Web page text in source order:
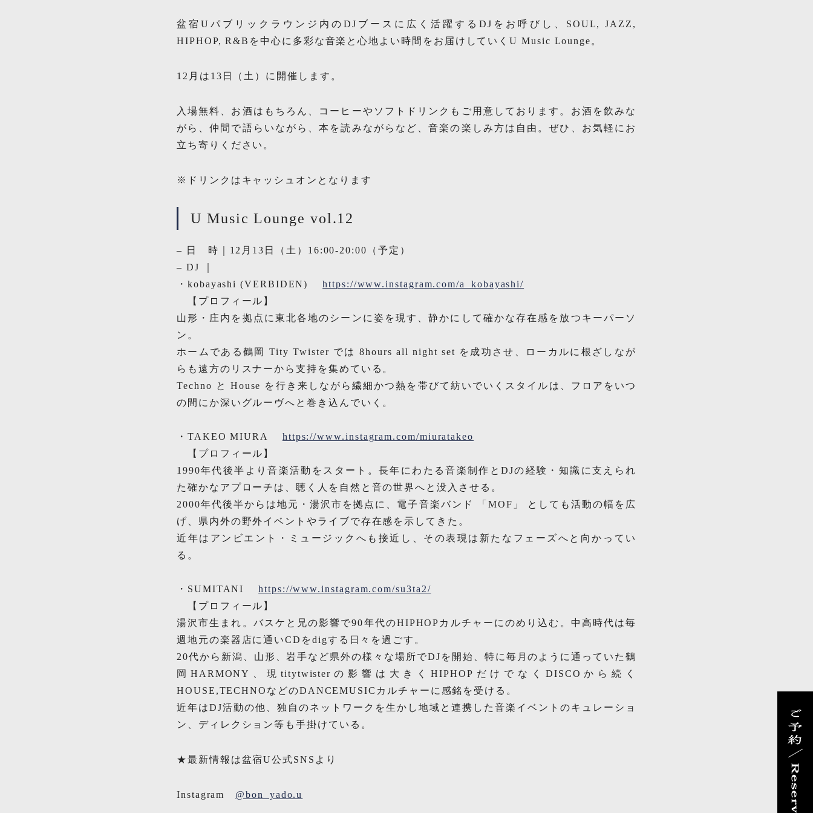
盆宿Uパブリックラウンジ内のDJブースに広く活躍するDJをお呼びし、SOUL, JAZZ,
HIPHOP, R&Bを中心に多彩な音楽と心地よい時間をお届けしていくU Music Lounge。
12月は13日（土）に開催します。
入場無料、お酒はもちろん、コーヒーやソフトドリンクもご用意しております。お酒を飲みな
がら、仲間で語らいながら、本を読みながらなど、音楽の楽しみ方は自由。ぜひ、お気軽にお
立ち寄りください。
※ドリンクはキャッシュオンとなります
U Music Lounge vol.12
– 日 時｜12月13日（土）16:00-20:00（予定）
– DJ ｜
・kobayashi (VERBIDEN)https://www.instagram.com/a_kobayashi/
【プロフィール】
山形・庄内を拠点に東北各地のシーンに姿を現す、静かにして確かな存在感を放つキーパーソ
ン。
ホームである鶴岡 Tity Twister では 8hours all night set を成功させ、ローカルに根ざしなが
らも遠方のリスナーから支持を集めている。
Techno と House を行き来しながら繊細かつ熱を帯びて紡いでいくスタイルは、フロアをいつ
の間にか深いグルーヴへと巻き込んでいく。
・TAKEO MIURA https://www.instagram.com/miuratakeo
【プロフィール】
1990年代後半より音楽活動をスタート。長年にわたる音楽制作とDJの経験・知識に支えられ
た確かなアプローチは、聴く人を自然と音の世界へと没入させる。
2000年代後半からは地元・湯沢市を拠点に、電子音楽バンド 「MOF」 としても活動の幅を広
げ、県内外の野外イベントやライブで存在感を示してきた。
近年はアンビエント・ミュージックへも接近し、その表現は新たなフェーズへと向かってい
る。
・SUMITANIhttps://www.instagram.com/su3ta2/
【プロフィール】
湯沢市生まれ。バスケと兄の影響で90年代のHIPHOPカルチャーにのめり込む。中高時代は毎
週地元の楽器店に通いCDをdigする日々を過ごす。
20代から新潟、山形、岩手など県外の様々な場所でDJを開始、特に毎月のように通っていた鶴
岡HARMONY、現titytwisterの影響は大きくHIPHOPだけでなくDISCOから続く
HOUSE,TECHNOなどのDANCEMUSICカルチャーに感銘を受ける。
近年はDJ活動の他、独自のネットワークを生かし地域と連携した音楽イベントのキュレーショ
ン、ディレクション等も手掛けている。
★最新情報は盆宿U公式SNSより
Instagram @bon_yado.u